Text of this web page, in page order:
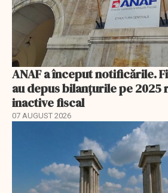
ANAF a început notificările.
au depus bilanțurile pe 2025
inactive fiscal
07 AUGUST 2026